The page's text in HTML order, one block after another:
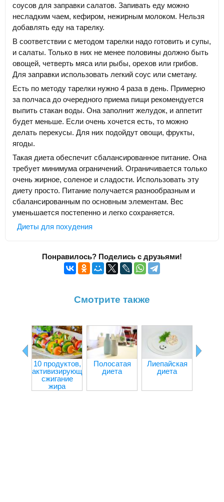
соусов для заправки салатов. Запивать еду можно
несладким чаем, кефиром, нежирным молоком. Нельзя
добавлять еду на тарелку.
В соответствии с методом тарелки надо готовить и супы,
и салаты. Только в них не менее половины должно быть
овощей, четверть мяса или рыбы, орехов или грибов.
Для заправки использовать легкий соус или сметану.
Есть по методу тарелки нужно 4 раза в день. Примерно
за полчаса до очередного приема пищи рекомендуется
выпить стакан воды. Она заполнит желудок, и аппетит
будет меньше. Если очень хочется есть, то можно
делать перекусы. Для них подойдут овощи, фрукты,
ягоды.
Такая диета обеспечит сбалансированное питание. Она
требует минимума ограничений. Ограничивается только
очень жирное, соленое и сладости. Использовать эту
диету просто. Питание получается разнообразным и
сбалансированным по основным элементам. Вес
уменьшается постепенно и легко сохраняется.
Диеты для похудения
Понравилось? Поделись с друзьями!
Смотрите также
10 продуктов,
активизирующих
сжигание
жира
Полосатая
диета
Лиепайская
диета